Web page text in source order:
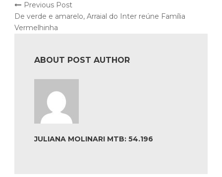
Previous Post
De verde e amarelo, Arraial do Inter reúne Família
Vermelhinha
ABOUT POST AUTHOR
JULIANA MOLINARI MTB: 54.196